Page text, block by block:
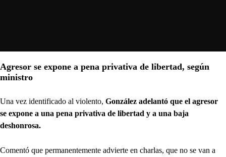
Agresor se expone a pena privativa de libertad, según
ministro
Una vez identificado al violento, González adelantó que el agresor
se expone a una pena privativa de libertad y a una baja
deshonrosa.
Comentó que permanentemente advierte en charlas, que no se van a